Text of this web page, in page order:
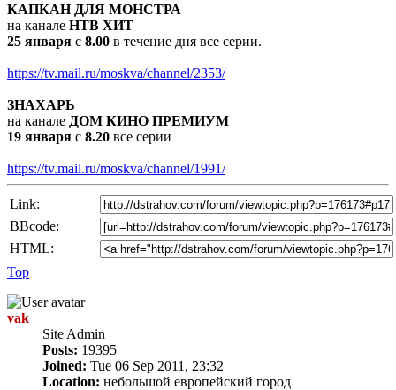
КАПКАН ДЛЯ МОНСТРА
на канале НТВ ХИТ
25 января с 8.00 в течение дня все серии.
https://tv.mail.ru/moskva/channel/2353/
ЗНАХАРЬ
на канале ДОМ КИНО ПРЕМИУМ
19 января с 8.20 все серии
https://tv.mail.ru/moskva/channel/1991/
Link:
BBcode:
HTML:
Top
vak
Site Admin
Posts: 19395
Joined: Tue 06 Sep 2011, 23:32
Location: небольшой европейский город